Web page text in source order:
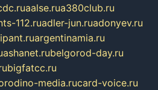
aalse.rua380club.ru
112.ruadler-jun.ruadonyev.ru
argentinamia.ru
ashanet.rubelgorod-day.ru
bigfatcc.ru
media.rucard-voice.ru